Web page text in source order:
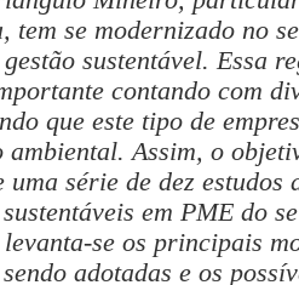
tem se modernizado no
sustentável. Essa
contando com
que este tipo de
ambiental. Assim, o
uma série de dez estudos
em PME do
se os principais
adotadas e os